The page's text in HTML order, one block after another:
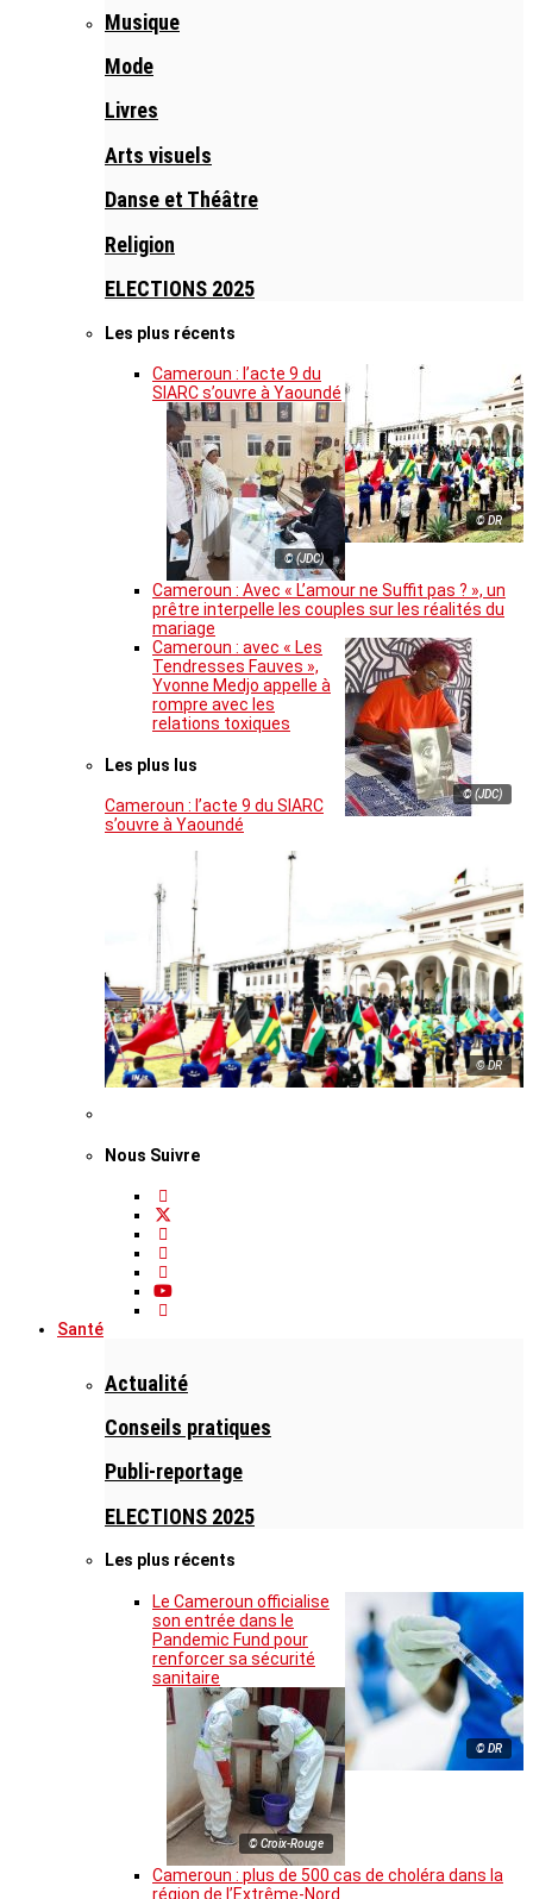
Musique
Mode
Livres
Arts visuels
Danse et Théâtre
Religion
ELECTIONS 2025
Les plus récents
© DR
Cameroun : l’acte 9 du
SIARC s’ouvre à Yaoundé
© (JDC)
Cameroun : Avec « L’amour ne Suffit pas ? », un
prêtre interpelle les couples sur les réalités du
mariage
© (JDC)
Cameroun : avec « Les
Tendresses Fauves »,
Yvonne Medjo appelle à
rompre avec les
relations toxiques
Les plus lus
Cameroun : l’acte 9 du SIARC
s’ouvre à Yaoundé
© DR
Nous Suivre
Santé
Actualité
Conseils pratiques
Publi-reportage
ELECTIONS 2025
Les plus récents
© DR
Le Cameroun officialise
son entrée dans le
Pandemic Fund pour
renforcer sa sécurité
sanitaire
© Croix-Rouge
Cameroun : plus de 500 cas de choléra dans la
région de l’Extrême-Nord